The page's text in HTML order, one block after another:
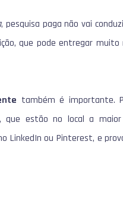
, pesquisa paga não vai
que pode entregar muito
também é importante.
que estão no local a
LinkedIn ou Pinterest, e